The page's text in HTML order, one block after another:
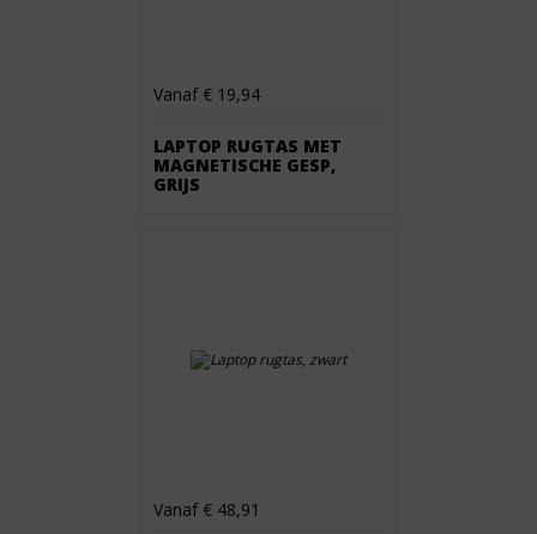
Vanaf € 19,94
LAPTOP RUGTAS MET
MAGNETISCHE GESP,
GRIJS
Vanaf € 48,91